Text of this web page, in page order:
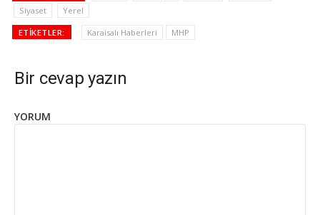
Siyaset
Yerel
ETIKETLER: Karaisalı Haberleri MHP
Bir cevap yazın
YORUM